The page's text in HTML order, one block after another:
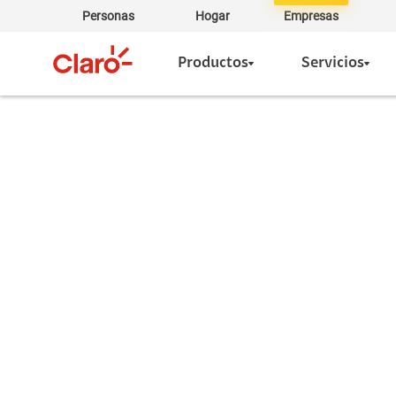
Personas Hogar Empresas
Productos Servicios